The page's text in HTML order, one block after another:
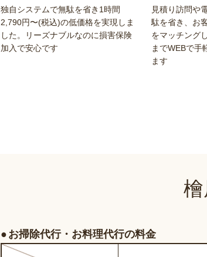
独自システムで無駄を省き1時間
2,790円〜(税込)の低価格を実現しま
した。リーズナブルなのに損害保険
加入で安心です
見積り訪問や
駄を省き、お
をマッチング
までWEBで手
ます
お掃除代行・お料理代行の料金